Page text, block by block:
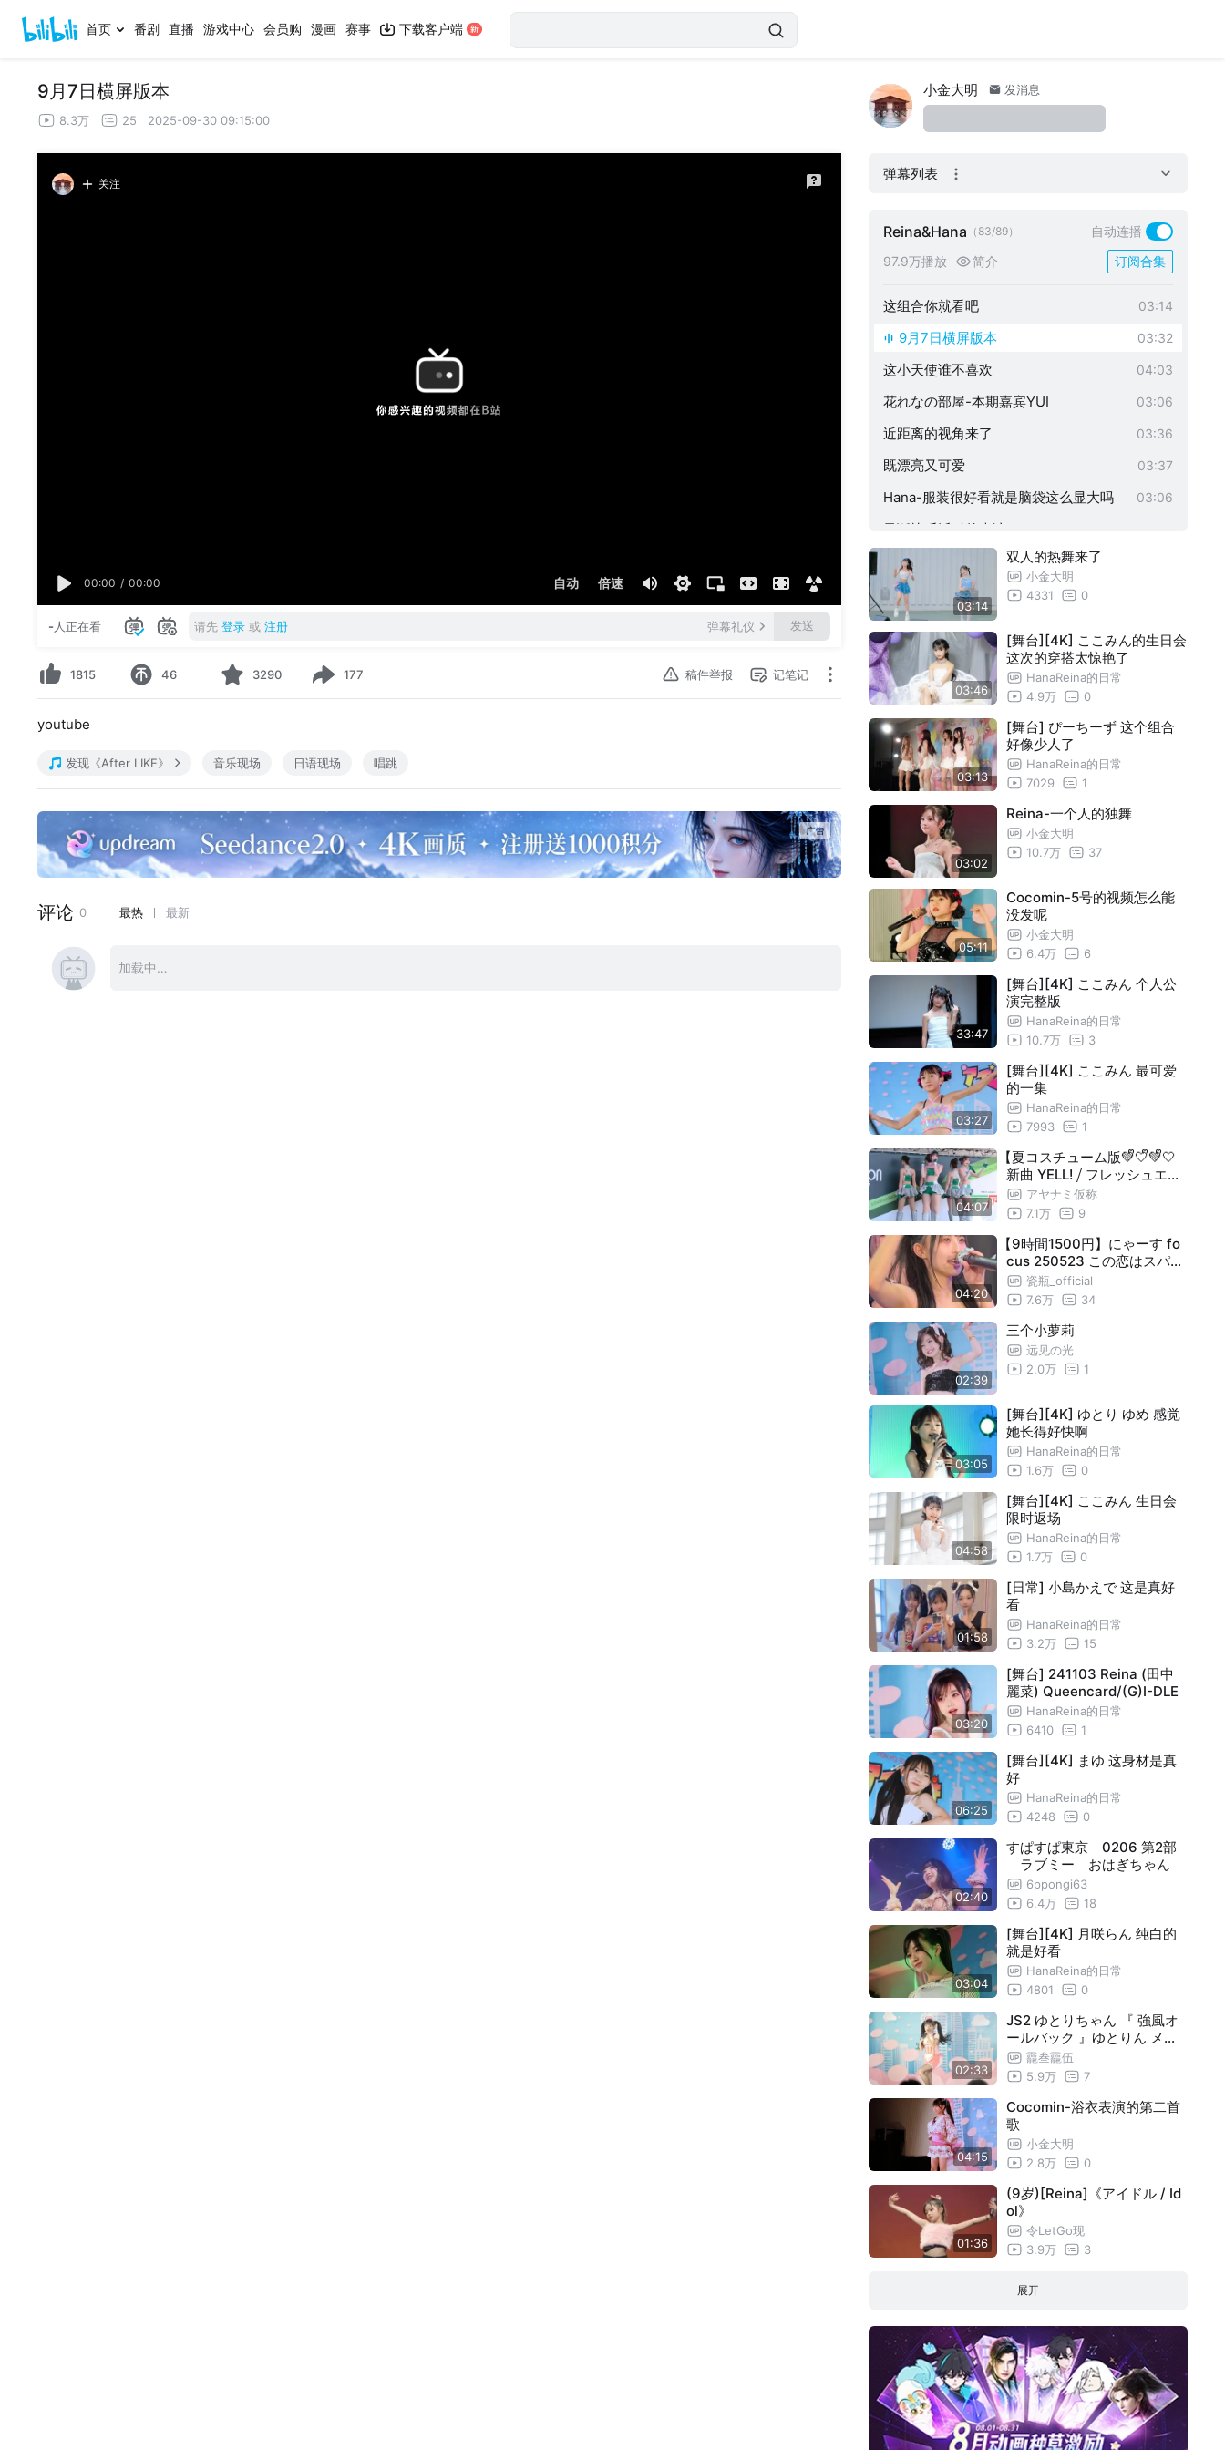
首页 番剧 直播 游戏中心 会员购 漫画 赛事 下载客户端
9月7日横屏版本
8.3万 25 2025-09-30 09:15:00
关注
00:00 / 00:00 自动 倍速
-人正在看 请先 登录 或 注册 弹幕礼仪 发送
1815 46 3290 177 稿件举报 记笔记
youtube
发现《After LIKE》 音乐现场 日语现场 唱跳
小金大明 发消息
弹幕列表
Reina&Hana （83/89）
自动连播
97.9万播放
简介 订阅合集
21日高田马场的第二只舞蹈
スプラウト学園-有她在谁还看其她成员
ard》
还得是她漂亮 03:04
都在等横版吧 02:47
双人的热舞来了 03:14
这组合你就看吧 03:14
9月7日横屏版本 03:32
这小天使谁不喜欢 04:03
花れなの部屋-本期嘉宾YUI 03:06
近距离的视角来了 03:36
既漂亮又可爱 03:37
Hana-服装很好看就是脑袋这么显大吗 03:06
圣诞快乐派对的表演
03:14
双人的热舞来了
小金大明
4331
0
03:46
[舞台][4K] ここみん的生日会
这次的穿搭太惊艳了
HanaReina的日常
4.9万
0
03:13
[舞台] ぴーちーず 这个组合
好像少人了
HanaReina的日常
7029
1
03:02
Reina-一个人的独舞
小金大明
10.7万
37
05:11
Cocomin-5号的视频怎么能
没发呢
小金大明
6.4万
6
33:47
[舞台][4K] ここみん 个人公
演完整版
HanaReina的日常
10.7万
3
03:27
[舞台][4K] ここみん 最可爱
的一集
HanaReina的日常
7993
1
04:07
【夏コスチューム版💚ᩚ🤍ᩚ💚ᩚ🤍
新曲 YELL! ⧸ フレッシュエン
ジェルアヤナミ仮称
7.1万
9
04:20
【9時間1500円】にゃーす fo
cus 250523 この恋はスパー
クル瓷瓶_official
7.6万
34
02:39
三个小萝莉
远见の光
2.0万
1
03:05
[舞台][4K] ゆとり ゆめ 感觉
她长得好快啊
HanaReina的日常
1.6万
0
04:58
[舞台][4K] ここみん 生日会
限时返场
HanaReina的日常
1.7万
0
01:58
[日常] 小島かえで 这是真好
看
HanaReina的日常
3.2万
15
03:20
[舞台] 241103 Reina (田中
麗菜) Queencard/(G)I-DLE
HanaReina的日常
6410
1
06:25
[舞台][4K] まゆ 这身材是真
好
HanaReina的日常
4248
0
02:40
すぱすぱ東京 0206 第2部
ラブミー おはぎちゃん
6ppongi63
6.4万
18
03:04
[舞台][4K] 月咲らん 纯白的
就是好看
HanaReina的日常
4801
0
02:33
JS2 ゆとりちゃん 『 強風オ
ールバック 』ゆとりん メル
ティ 2023924 アイゲキ ゆ
とここ。(アイゲキ限定ユニ
馬場BS
龗叁龗伍
5.9万
7
04:15
Cocomin-浴衣表演的第二首
歌
小金大明
2.8万
0
01:36
(9岁)[Reina]《アイドル / Id
ol》
令LetGo现
3.9万
3
展开